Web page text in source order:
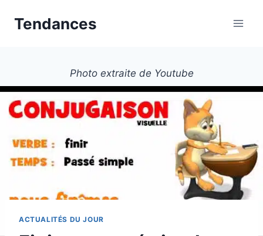
Tendances
Photo extraite de Youtube
ACTUALITÉS DU JOUR